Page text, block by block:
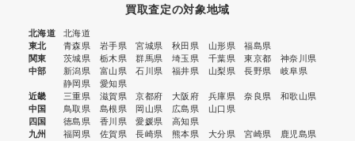
買取査定の対象地域
北海道
北海道
東北
青森県 岩手県 宮城県 秋田県 山形県
福島県
関東
茨城県 栃木県 群馬県 埼玉県 千葉県 東京都
神奈川県
中部
新潟県 富山県 石川県 福井県 山梨県 長野県
岐阜県
静岡県
愛知県
近畿
三重県 滋賀県 京都府 大阪府 兵庫県 奈良県
和歌山県
中国
鳥取県 島根県 岡山県 広島県
山口県
四国
徳島県 香川県 愛媛県
高知県
九州
福岡県 佐賀県 長崎県 熊本県 大分県 宮崎県
鹿児島県